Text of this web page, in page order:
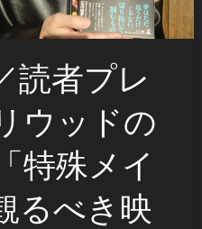
読者プレ
ウッドの
特殊メイ
るべき映